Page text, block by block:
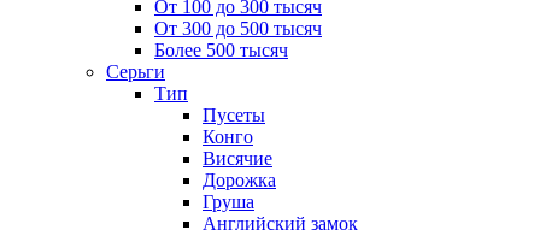
От 100 до 300 тысяч
От 300 до 500 тысяч
Более 500 тысяч
Серьги
Тип
Пусеты
Конго
Висячие
Дорожка
Груша
Английский замок